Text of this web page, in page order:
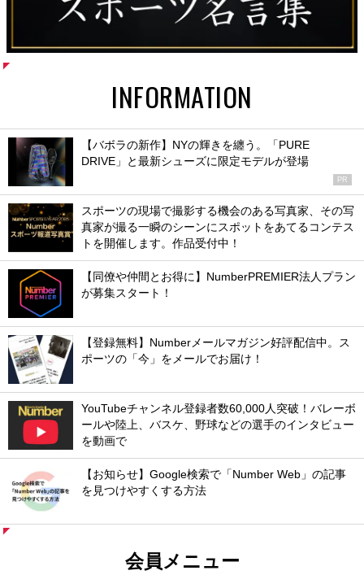
INFORMATION
【バボラの新作】NYの輝きを纏う。「PURE
DRIVE」と最新シューズに限定モデルが登場
PR
スポーツの現場で撮影する機会のある写真家、その写
真家が撮る一瞬のシーンにスポットをあてるコンテス
トを開催します。作品受付中！
【同僚や仲間とお得に】NumberPREMIER法人プラン
が募集スタート！
【登録無料】Numberメールマガジン好評配信中。ス
ポーツの「今」をメールでお届け！
YouTubeチャンネル登録者数60,000人突破！バレーボ
ールや陸上、バスケ、野球などの選手のインタビュー
を動画で
【お知らせ】Google検索で「Number Web」の記事
を見つけやすくする方法
会員メニュー